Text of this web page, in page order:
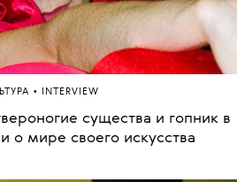
• INTERVIEW
существа и гопник в
о мире своего искусства